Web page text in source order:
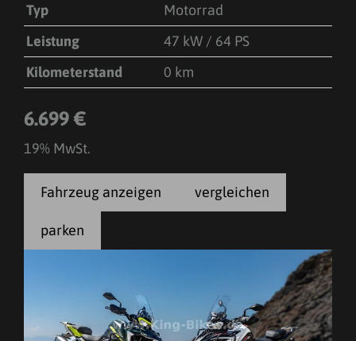
Typ
Motorrad
Leistung
47 kW / 64 PS
Kilometerstand
0 km
6.699 €
19% MwSt.
Fahrzeug anzeigen vergleichen
parken